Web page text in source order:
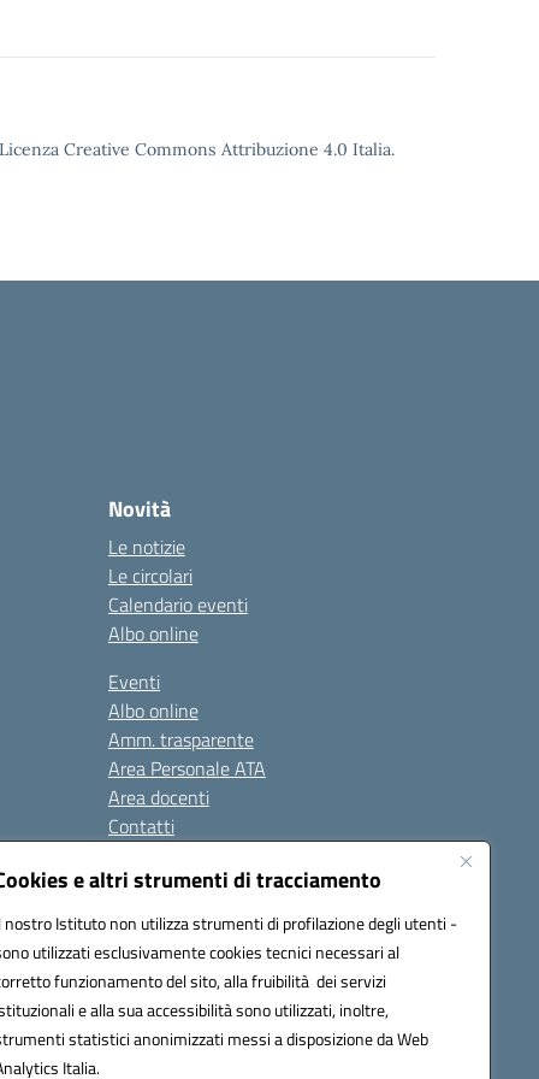
e altri strumenti di tracciamento
nostro Istituto non utilizza strumenti di profilazione degli utenti -
utilizzati esclusivamente cookies tecnici necessari al
funzionamento del sito, alla fruibilità dei servizi
e alla sua accessibilità sono utilizzati, inoltre,
statistici anonimizzati messi a disposizione da Web
Italia.
Creative Commons Attribuzione 4.0 Italia.
Novità
Le notizie
Le circolari
Calendario eventi
Albo online
Eventi
Albo online
Amm. trasparente
Area Personale ATA
Area docenti
Contatti